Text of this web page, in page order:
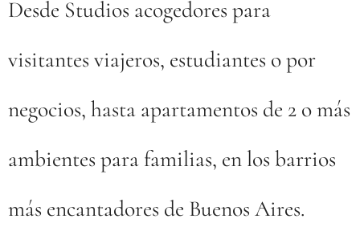
Desde Studios acogedores para
visitantes viajeros, estudiantes o por
negocios, hasta apartamentos de 2 o más
ambientes para familias, en los barrios
más encantadores de Buenos Aires.